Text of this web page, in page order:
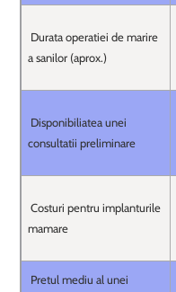
Durata operatiei de marire
a sanilor (aprox.)
Disponibiliatea unei
consultatii preliminare
Costuri pentru implanturile
mamare
Pretul mediu al unei